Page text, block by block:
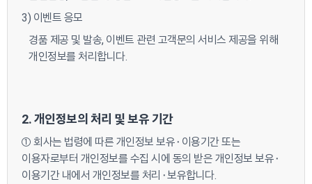
3) 이벤트 응모
경품 제공 및 발송, 이벤트 관련 고객문의 서비스 제공을 위해
개인정보를 처리합니다.
2. 개인정보의 처리 및 보유 기간
① 회사는 법령에 따른 개인정보 보유⬝이용기간 또는
이용자로부터 개인정보를 수집 시에 동의 받은 개인정보 보유⬝
이용기간 내에서 개인정보를 처리⬝보유합니다.